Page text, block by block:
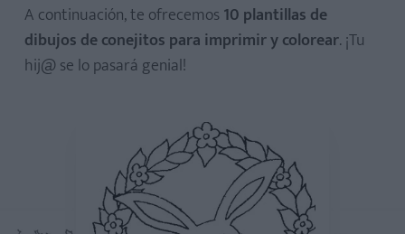
A continuación, te ofrecemos 10 plantillas de
dibujos de conejitos para imprimir y colorear. ¡Tu
hij@ se lo pasará genial!